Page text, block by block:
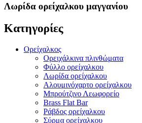
Λωρίδα ορείχαλκου μαγγανίου
Κατηγορίες
Ορείχαλκος
Ορειχάλκινα πλινθώματα
Φύλλο ορείχαλκου
Λωρίδα ορείχαλκου
Αλουμινόχαρτο ορείχαλκου
Μπρούτζινο Λεωφορείο
Brass Flat Bar
Ράβδος ορείχαλκου
Σύρμα ορείχαλκου